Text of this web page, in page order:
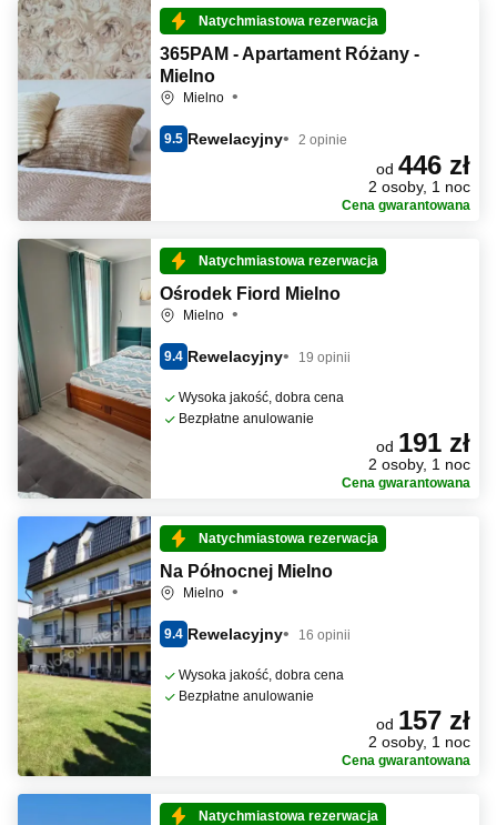
Natychmiastowa rezerwacja
365PAM - Apartament Różany -
Mielno
Mielno
9.5 Rewelacyjny 2 opinie
od 446 zł
2 osoby, 1 noc
Cena gwarantowana
Natychmiastowa rezerwacja
Ośrodek Fiord Mielno
Mielno
9.4 Rewelacyjny 19 opinii
Wysoka jakość, dobra cena
Bezpłatne anulowanie
od 191 zł
2 osoby, 1 noc
Cena gwarantowana
Natychmiastowa rezerwacja
Na Północnej Mielno
Mielno
9.4 Rewelacyjny 16 opinii
Wysoka jakość, dobra cena
Bezpłatne anulowanie
od 157 zł
2 osoby, 1 noc
Cena gwarantowana
Natychmiastowa rezerwacja